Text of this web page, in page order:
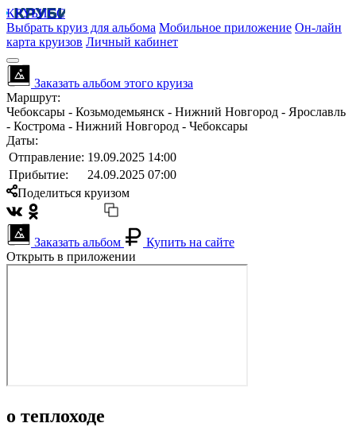
КРУБИСС
Выбрать круиз для альбома Мобильное приложение Он-лайн
карта круизов Личный кабинет
Заказать альбом этого круиза
Маршрут:
Чебоксары - Козьмодемьянск - Нижний Новгород - Ярославль
- Кострома - Нижний Новгород - Чебоксары
Даты:
Отправление: 19.09.2025 14:00
Прибытие:
24.09.2025 07:00
Поделиться круизом
Заказать альбом
Купить на сайте
Открыть в приложении
о теплоходе